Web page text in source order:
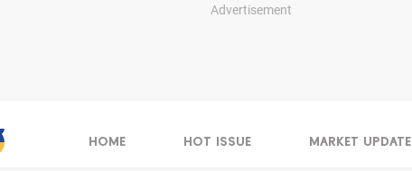
Advertisement
HOME HOT ISSUE MARKET UPDATE